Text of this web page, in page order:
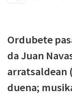
Ordubete
da Juan
arratsaldean
duena;